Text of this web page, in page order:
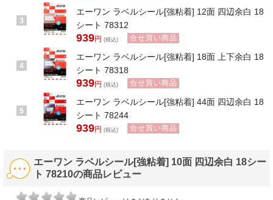
3
エーワン ラベルシール[強粘着] 12面 四辺余白 18
シート 78312
939円 (税込) 合せ買い商品
4
エーワン ラベルシール[強粘着] 18面 上下余白 18
シート 78318
939円 (税込) 合せ買い商品
5
エーワン ラベルシール[強粘着] 44面 四辺余白 18
シート 78244
939円 (税込) 合せ買い商品
エーワン ラベルシール[強粘着] 10面 四辺余白 18シー
ト 78210の商品レビュー